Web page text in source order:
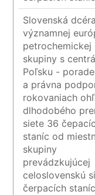
Slovenská dcéra
významnej
petrochemickej
skupiny s
Poľsku -
a právna
rokovaniach
dlhodobého
siete 36
staníc od
skupiny
prevádzkujúcej
celoslovenskú
čerpacích staníc